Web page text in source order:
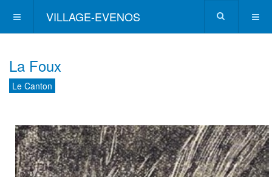
VILLAGE-EVENOS
La Foux
Le Canton